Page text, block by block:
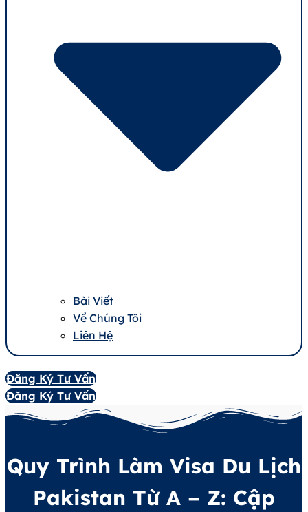
Bài Viết
Về Chúng Tôi
Liên Hệ
Đăng Ký Tư Vấn
Đăng Ký Tư Vấn
Quy Trình Làm Visa Du Lịch
Pakistan Từ A – Z: Cập